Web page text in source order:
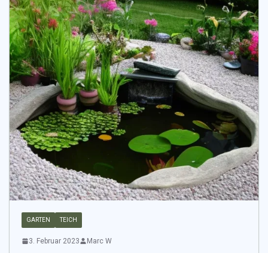
GARTEN TEICH
3. Februar 2023 Marc W